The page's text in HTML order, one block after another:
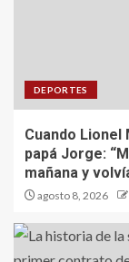
DEPORTES
Cuando
papá Jorge:
mañana y
agosto 8, 2026